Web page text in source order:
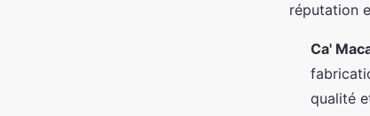
réputation
Ca'
qualité